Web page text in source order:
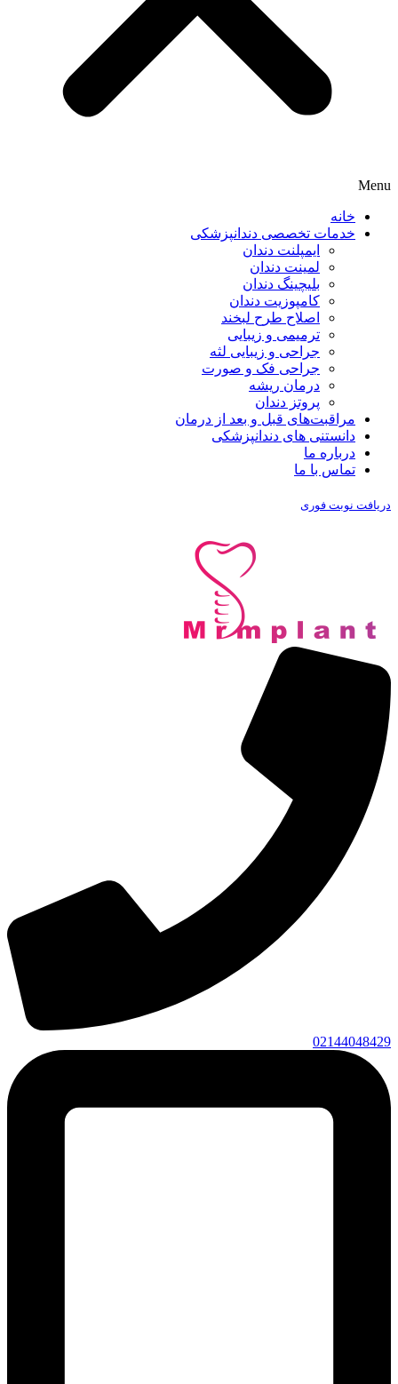
Menu
خانه
خدمات تخصصی دندانپزشکی
ایمپلنت دندان
لمینت دندان
بلیچینگ دندان
کامپوزیت دندان
اصلاح طرح لبخند
ترمیمی و زیبایی
جراحی و زیبایی لثه
جراحی فک و صورت
درمان ریشه
پروتز دندان
مراقبت‌های قبل و بعد از درمان
دانستنی های دندانپزشکی
درباره ما
تماس با ما
دریافت نوبت فوری
02144048429